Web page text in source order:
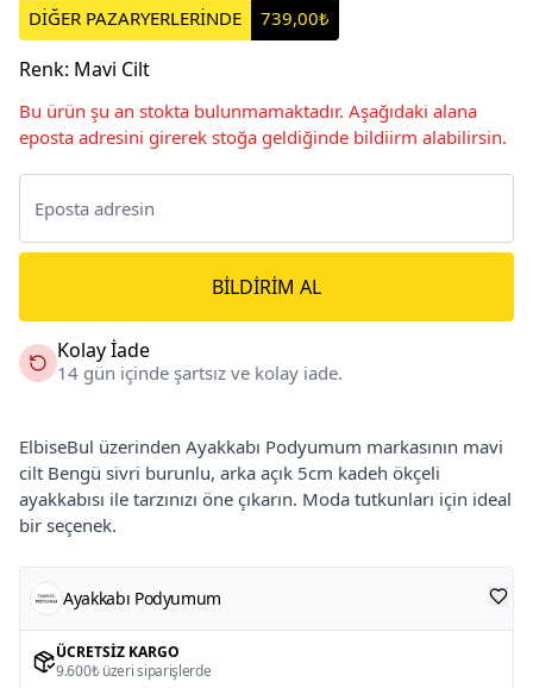
DİĞER PAZARYERLERİNDE 739,00₺
Renk: Mavi Cilt
Bu ürün şu an stokta bulunmamaktadır. Aşağıdaki alana
eposta adresini girerek stoğa geldiğinde bildiirm alabilirsin.
BILDIRIM AL
Kolay İade
14 gün içinde şartsız ve kolay iade.
ElbiseBul üzerinden Ayakkabı Podyumum markasının mavi
cilt Bengü sivri burunlu, arka açık 5cm kadeh ökçeli
ayakkabısı ile tarzınızı öne çıkarın. Moda tutkunları için ideal
bir seçenek.
Ayakkabı Podyumum
ÜCRETSIZ KARGO
9.600₺ üzeri siparişlerde